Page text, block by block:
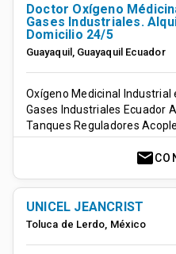
Doctor Oxígeno
Gases Industriales.
Domicilio 24/5
Guayaquil, Guayaquil Ecuador
Oxígeno Medicinal Industrial
Gases Industriales Ecuador
Tanques Reguladores
mail
UNICEL JEANCRIST
Toluca de Lerdo, México